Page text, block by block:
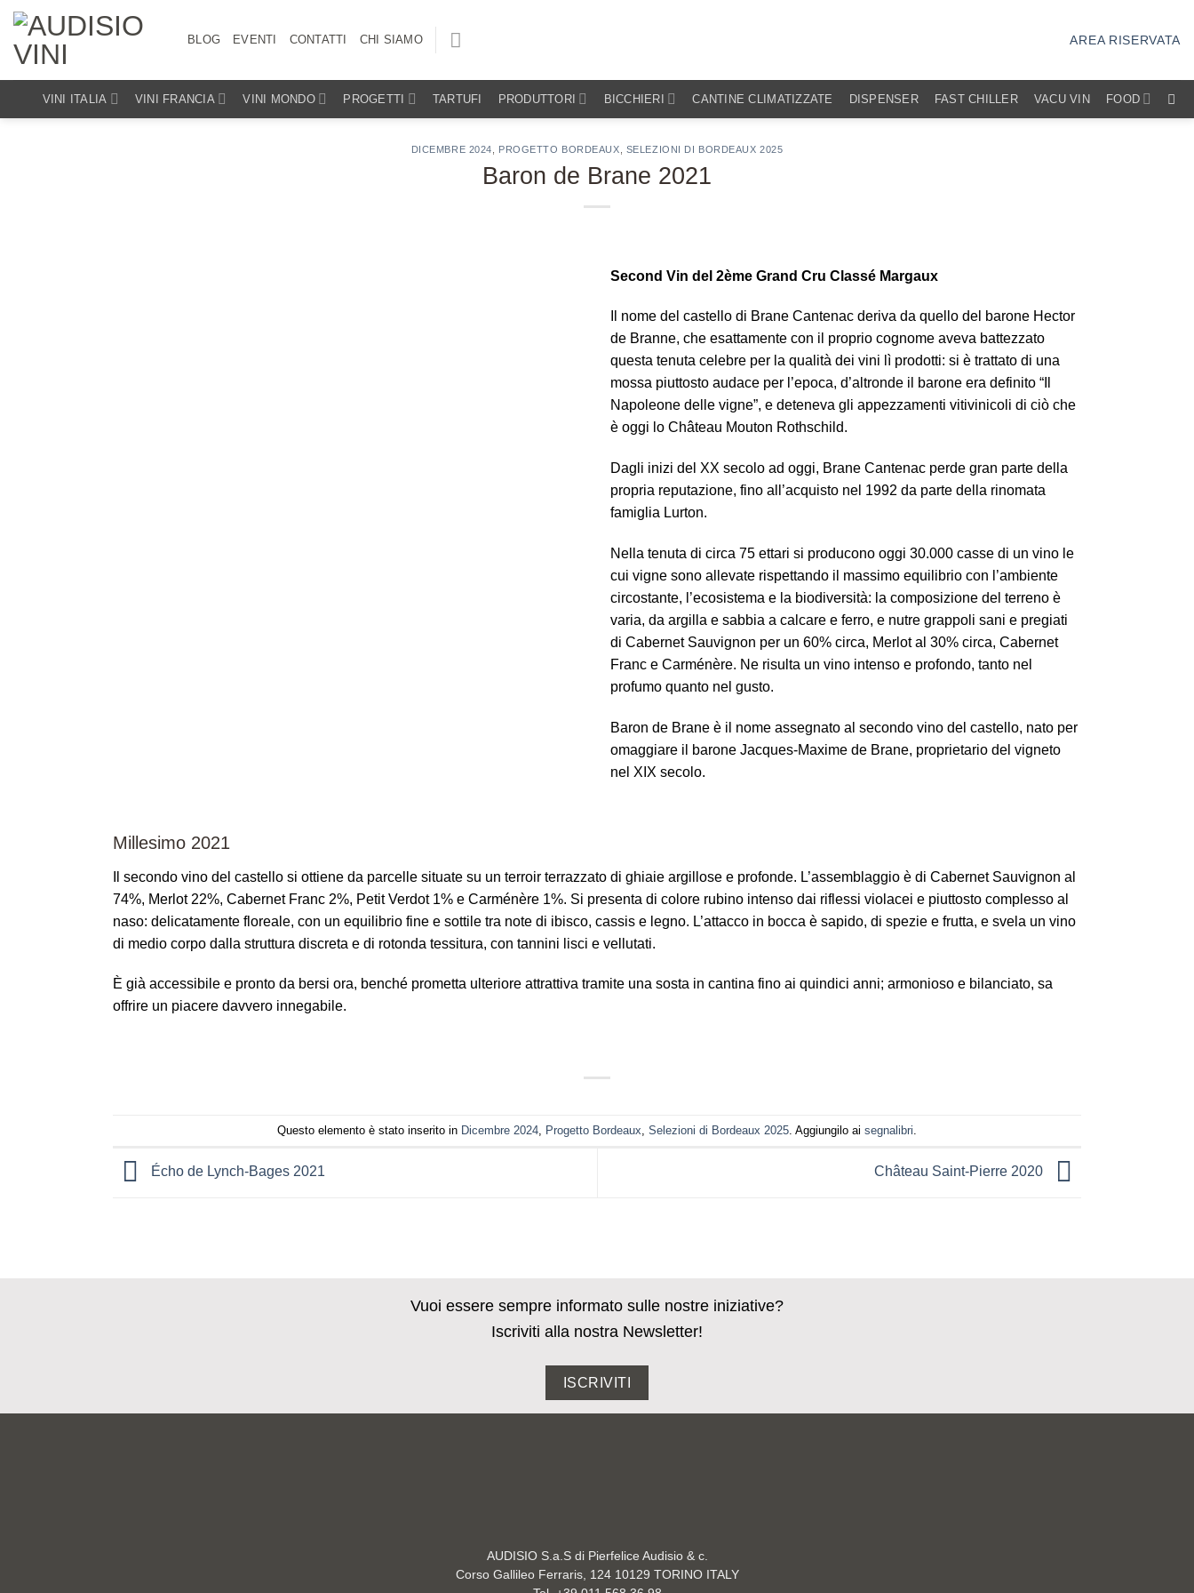
Salta
contenuti
BLOG EVENTI CONTATTI CHI SIAMO AREA RISERVATA
VINI ITALIA VINI FRANCIA VINI MONDO PROGETTI TARTUFI PRODUTTORI BICCHIERI CANTINE CLIMATIZZATE DISPENSER FAST CHILLER VACU VIN FOOD
DICEMBRE 2024 PROGETTO BORDEAUX SELEZIONI DI BORDEAUX 2025
Baron de Brane 2021
Second Vin del 2ème Grand Cru Classé Margaux
Il nome del castello di Brane Cantenac deriva da quello del barone Hector
de Branne, che esattamente con il proprio cognome aveva battezzato
questa tenuta celebre per la qualità dei vini lì prodotti: si è trattato di una
mossa piuttosto audace per l’epoca, d’altronde il barone era definito “Il
Napoleone delle vigne”, e deteneva gli appezzamenti vitivinicoli di ciò che
è oggi lo Château Mouton Rothschild.
Dagli inizi del XX secolo ad oggi, Brane Cantenac perde gran parte della
propria reputazione, fino all’acquisto nel 1992 da parte della rinomata
famiglia Lurton.
Nella tenuta di circa 75 ettari si producono oggi 30.000 casse di un vino le
cui vigne sono allevate rispettando il massimo equilibrio con l’ambiente
circostante, l’ecosistema e la biodiversità: la composizione del terreno è
varia, da argilla e sabbia a calcare e ferro, e nutre grappoli sani e pregiati
di Cabernet Sauvignon per un 60% circa, Merlot al 30% circa, Cabernet
Franc e Carménère. Ne risulta un vino intenso e profondo, tanto nel
profumo quanto nel gusto.
Baron de Brane è il nome assegnato al secondo vino del castello, nato per
omaggiare il barone Jacques-Maxime de Brane, proprietario del vigneto
nel XIX secolo.
Millesimo 2021
Il secondo vino del castello si ottiene da parcelle situate su un terroir terrazzato di ghiaie argillose e profonde. L’assemblaggio è di Cabernet Sauvignon al
74%, Merlot 22%, Cabernet Franc 2%, Petit Verdot 1% e Carménère 1%. Si presenta di colore rubino intenso dai riflessi violacei e piuttosto complesso al
naso: delicatamente floreale, con un equilibrio fine e sottile tra note di ibisco, cassis e legno. L’attacco in bocca è sapido, di spezie e frutta, e svela un vino
di medio corpo dalla struttura discreta e di rotonda tessitura, con tannini lisci e vellutati.
È già accessibile e pronto da bersi ora, benché prometta ulteriore attrattiva tramite una sosta in cantina fino ai quindici anni; armonioso e bilanciato, sa
offrire un piacere davvero innegabile.
Questo elemento è stato inserito in Dicembre 2024 Progetto Bordeaux Selezioni di Bordeaux 2025 . Aggiungilo ai segnalibri
Écho de Lynch-Bages 2021 Château Saint-Pierre 2020
Vuoi essere sempre informato sulle nostre iniziative?
Iscriviti alla nostra Newsletter!
ISCRIVITI
AUDISIO S.a.S di Pierfelice Audisio & c.
Corso Gallileo Ferraris, 124 10129 TORINO ITALY